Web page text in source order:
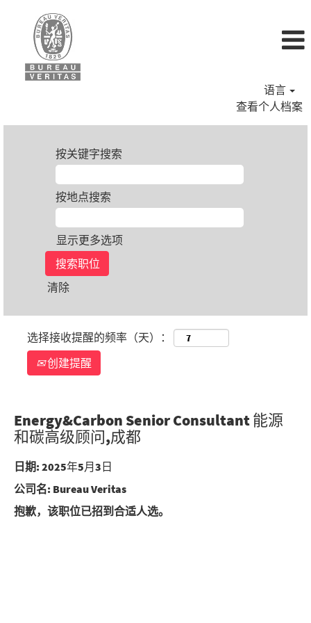
语言
查看个人档案
按关键字搜索
按地点搜索
显示更多选项
清除
选择接收提醒的频率（天）：
创建提醒
Energy&Carbon Senior Consultant 能源
和碳高级顾问,成都
日期: 2025年5月3日
公司名: Bureau Veritas
抱歉，该职位已招到合适人选。